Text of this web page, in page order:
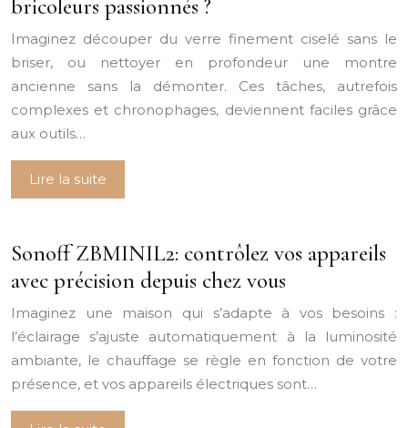
bricoleurs passionnés ?
Imaginez découper du verre finement ciselé sans le
briser, ou nettoyer en profondeur une montre
ancienne sans la démonter. Ces tâches, autrefois
complexes et chronophages, deviennent faciles grâce
aux outils…
Lire la suite
Sonoff ZBMINIL2: contrôlez vos appareils
avec précision depuis chez vous
Imaginez une maison qui s’adapte à vos besoins :
l’éclairage s’ajuste automatiquement à la luminosité
ambiante, le chauffage se règle en fonction de votre
présence, et vos appareils électriques sont…